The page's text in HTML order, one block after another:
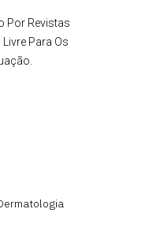
Por Revistas
Para Os